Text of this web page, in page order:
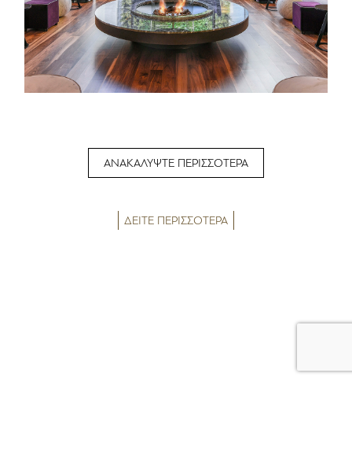
ΑΝΑΚΑΛΥΨΤΕ ΠΕΡΙΣΣΟΤΕΡΑ
ΔΕΙΤΕ ΠΕΡΙΣΣΟΤΕΡΑ